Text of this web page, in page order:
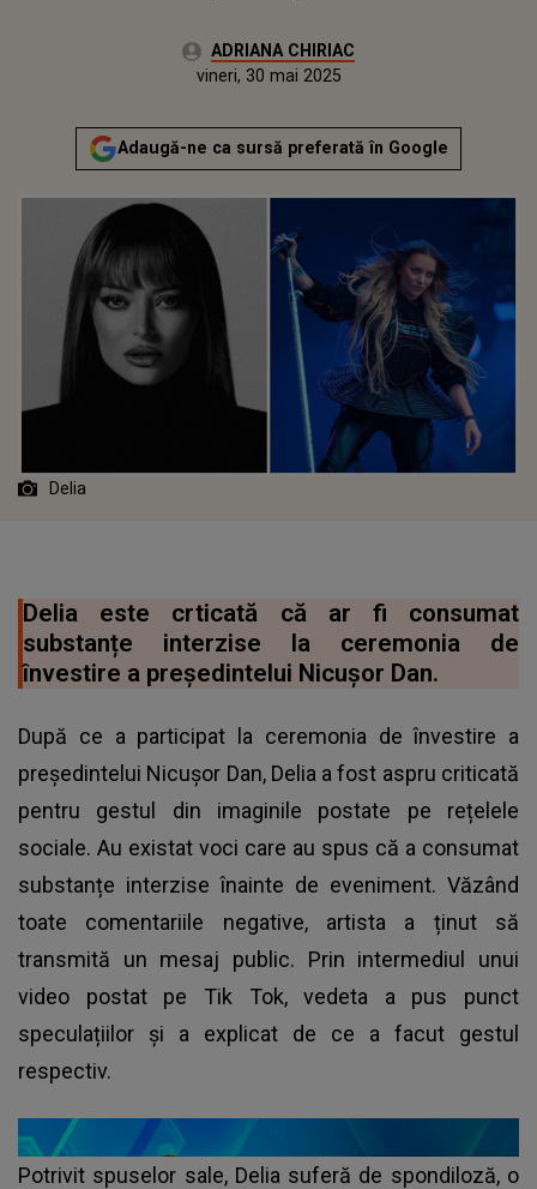
Autor:ADRIANA CHIRIAC
Actualizat:
vineri, 30 mai 2025
Adaugă-ne ca sursă preferată în Google
Delia
Delia este crticată că ar fi consumat
substanțe interzise la ceremonia de
învestire a președintelui Nicușor Dan.
După ce a participat la ceremonia de învestire a
președintelui Nicușor Dan, Delia a fost aspru criticată
pentru gestul din imaginile postate pe rețelele
sociale. Au existat voci care au spus că a consumat
substanțe interzise înainte de eveniment. Văzând
toate comentariile negative, artista a ținut să
transmită un mesaj public. Prin intermediul unui
video postat pe Tik Tok, vedeta a pus punct
speculațiilor și a explicat de ce a facut gestul
respectiv.
Potrivit spuselor sale, Delia suferă de spondiloză, o